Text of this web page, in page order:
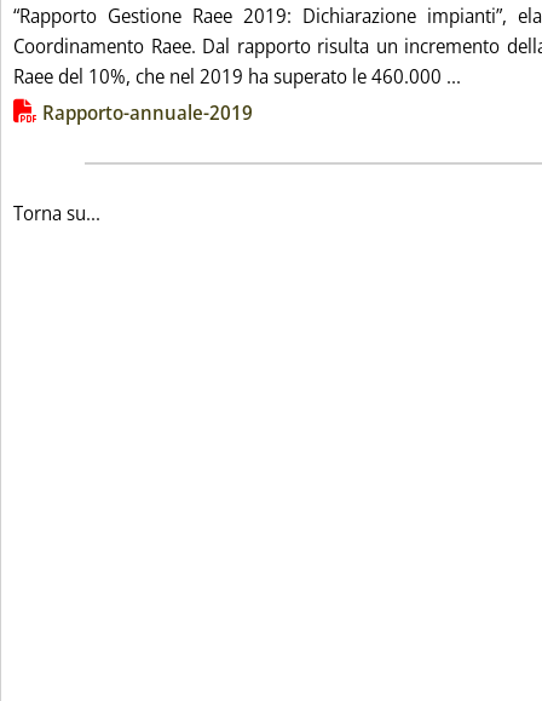
“Rapporto Gestione Raee 2019: Dichiarazione impianti”,
Coordinamento Raee. Dal rapporto risulta un incremento
Raee del 10%, che nel 2019 ha superato le 460.000 ...
Lista allegati PDF alla notizia
Rapporto-annuale-2019
Torna su...